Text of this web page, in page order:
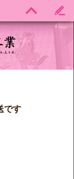
です